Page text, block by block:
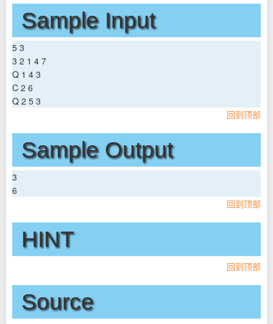
Sample Input
5 3
3 2 1 4 7
Q 1 4 3
C 2 6
Q 2 5 3
回到顶部
Sample Output
3
6
回到顶部
HINT
回到顶部
Source